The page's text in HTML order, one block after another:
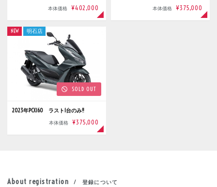
本体価格 ¥402,000 本体価格 ¥375,000
SOLD OUT
2023年PCX160 ラスト1台のみ!!
本体価格 ¥375,000
NEW 明石店
About registration / 登録について